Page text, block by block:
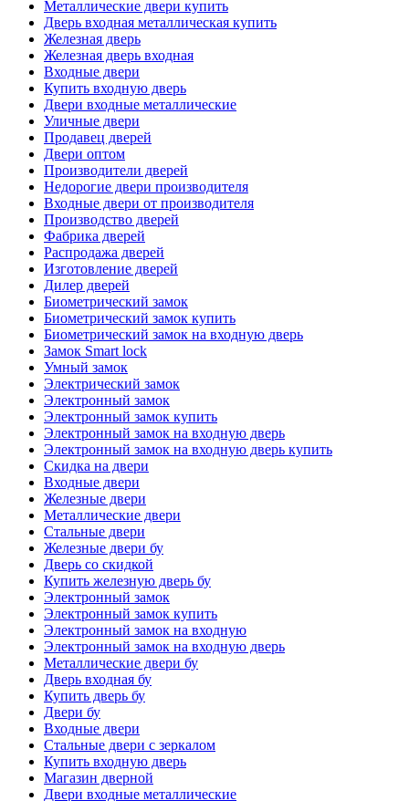
Металлические двери купить
Дверь входная металлическая купить
Железная дверь
Железная дверь входная
Входные двери
Купить входную дверь
Двери входные металлические
Уличные двери
Продавец дверей
Двери оптом
Производители дверей
Недорогие двери производителя
Входные двери от производителя
Производство дверей
Фабрика дверей
Распродажа дверей
Изготовление дверей
Дилер дверей
Биометрический замок
Биометрический замок купить
Биометрический замок на входную дверь
Замок Smart lock
Умный замок
Электрический замок
Электронный замок
Электронный замок купить
Электронный замок на входную дверь
Электронный замок на входную дверь купить
Скидка на двери
Входные двери
Железные двери
Металлические двери
Стальные двери
Железные двери бу
Дверь со скидкой
Купить железную дверь бу
Электронный замок
Электронный замок купить
Электронный замок на входную
Электронный замок на входную дверь
Металлические двери бу
Дверь входная бу
Купить дверь бу
Двери бу
Входные двери
Стальные двери с зеркалом
Купить входную дверь
Магазин дверной
Двери входные металлические